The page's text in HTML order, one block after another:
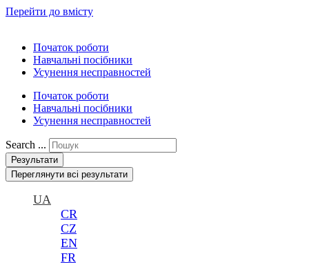
Перейти до вмісту
Початок роботи
Навчальні посібники
Усунення несправностей
Початок роботи
Навчальні посібники
Усунення несправностей
Search ...
Результати
Переглянути всі результати
UA
CR
CZ
EN
FR